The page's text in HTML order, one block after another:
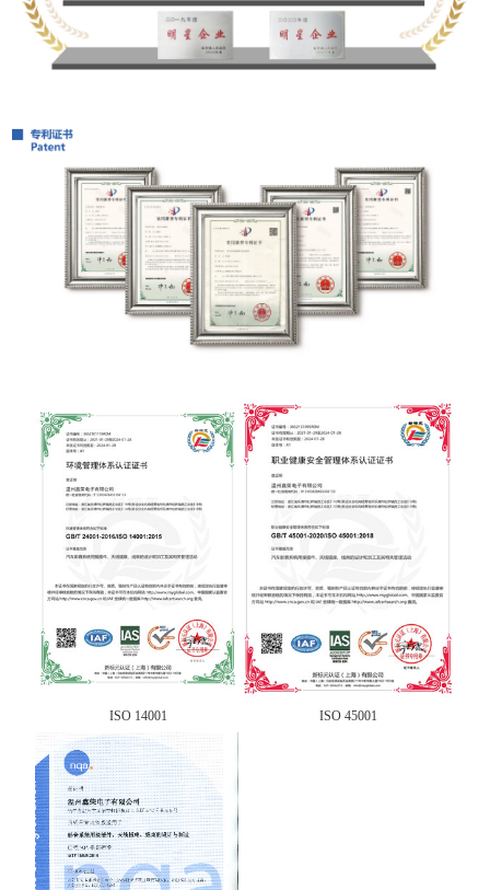
ISO 14001 ISO 45001